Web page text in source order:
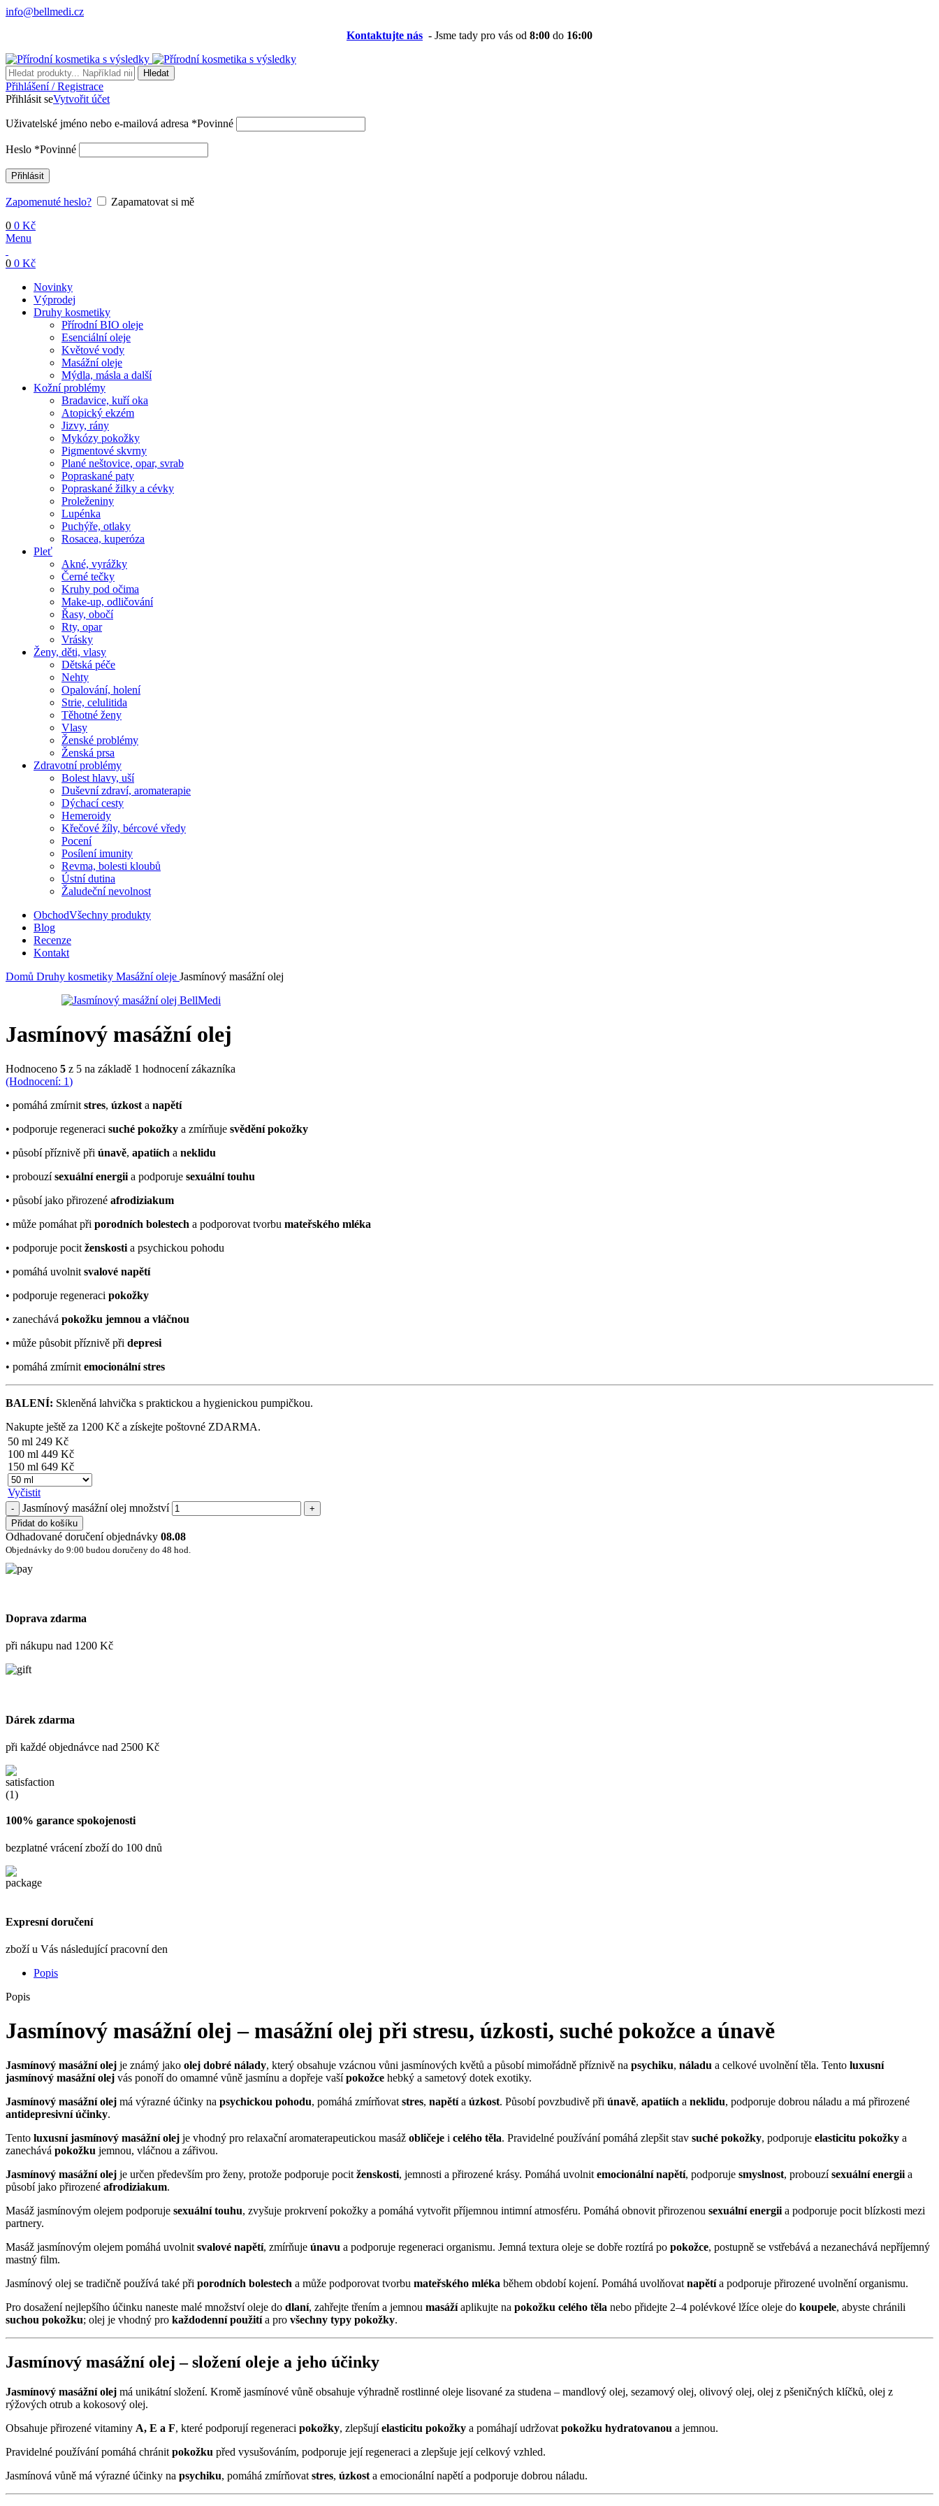
info@bellmedi.cz
Kontaktujte nás - Jsme tady pro vás od 8:00 do 16:00
Hledat
Přihlášení / Registrace
Přihlásit seVytvořit účet
Uživatelské jméno nebo e-mailová adresa *Povinné
Heslo *Povinné
Přihlásit
Zapomenuté heslo?
Zapamatovat si mě
0 0 Kč
Menu
0 0 Kč
Novinky
Výprodej
Druhy kosmetiky
Přírodní BIO oleje
Esenciální oleje
Květové vody
Masážní oleje
Mýdla, másla a další
Kožní problémy
Bradavice, kuří oka
Atopický ekzém
Jizvy, rány
Mykózy pokožky
Pigmentové skvrny
Plané neštovice, opar, svrab
Popraskané paty
Popraskané žilky a cévky
Proleženiny
Lupénka
Puchýře, otlaky
Rosacea, kuperóza
Pleť
Akné, vyrážky
Černé tečky
Kruhy pod očima
Make-up, odličování
Řasy, obočí
Rty, opar
Vrásky
Ženy, děti, vlasy
Dětská péče
Nehty
Opalování, holení
Strie, celulitida
Těhotné ženy
Vlasy
Ženské problémy
Ženská prsa
Zdravotní problémy
Bolest hlavy, uší
Duševní zdraví, aromaterapie
Dýchací cesty
Hemeroidy
Křečové žíly, bércové vředy
Pocení
Posílení imunity
Revma, bolesti kloubů
Ústní dutina
Žaludeční nevolnost
ObchodVšechny produkty
Blog
Recenze
Kontakt
Domů Druhy kosmetiky Masážní oleje Jasmínový masážní olej
Jasmínový masážní olej
Hodnoceno 5 z 5 na základě 1 hodnocení zákazníka
(Hodnocení: 1)
• pomáhá zmírnit stres, úzkost a napětí
• podporuje regeneraci suché pokožky a zmírňuje svědění pokožky
• působí příznivě při únavě, apatiích a neklidu
• probouzísexuální energii a podporuje sexuální touhu
• působí jako přirozené afrodiziakum
• může pomáhat při porodních bolestech a podporovat tvorbu mateřského mléka
• podporuje pocit ženskosti a psychickou pohodu
• pomáhá uvolnit svalové napětí
• podporuje regeneraci pokožky
• zanechává pokožku jemnou a vláčnou
• může působit příznivě při depresi
• pomáhá zmírnit emocionální stres
BALENÍ: Skleněná lahvička s praktickou a hygienickou pumpičkou.
Nakupte ještě za 1200 Kč a získejte poštovné ZDARMA.
50 ml 249 Kč
100 ml 449 Kč
150 ml 649 Kč
Vyčistit
Jasmínový masážní olej množství
Přidat do košíku
Odhadované doručení objednávky 08.08
Objednávky do 9:00 budou doručeny do 48 hod.
Doprava zdarma
při nákupu nad 1200 Kč
Dárek zdarma
při každé objednávce nad 2500 Kč
100% garance spokojenosti
bezplatné vrácení zboží do 100 dnů
Expresní doručení
zboží u Vás následující pracovní den
Popis
Popis
Jasmínový masážní olej – masážní olej při stresu, úzkosti, suché pokožce a únavě
Jasmínový masážní olej je známý jako olej dobré nálady, který obsahuje vzácnou vůni jasmínových květů a působí mimořádně příznivě na psychiku, náladu a celkové uvolnění těla. Tento luxusní
jasmínový masážní olej vás ponoří do omamné vůně jasmínu a dopřeje vašípokožce hebký a sametový dotek exotiky.
Jasmínový masážní olej má výrazné účinky na psychickou pohodu, pomáhá zmírňovat stres, napětía úzkost. Působí povzbudivě při únavě, apatiích a neklidu, podporuje dobrou náladu a má přirozené
antidepresivní účinky.
Tento luxusní jasmínový masážní olej je vhodný pro relaxační aromaterapeutickou masáž obličeje i celého těla. Pravidelné používání pomáhá zlepšit stav suché pokožky, podporuje elasticitu pokožky a
zanechává pokožku jemnou, vláčnou a zářivou.
Jasmínový masážní olej je určen především pro ženy, protože podporuje pocit ženskosti, jemnosti a přirozené krásy. Pomáhá uvolnit emocionální napětí, podporuje smyslnost, probouzísexuální energii a
působí jako přirozené afrodiziakum.
Masáž jasmínovým olejem podporuje sexuální touhu, zvyšuje prokrvení pokožky a pomáhá vytvořit příjemnou intimní atmosféru. Pomáhá obnovit přirozenou sexuální energii a podporuje pocit blízkosti mezi
partnery.
Masáž jasmínovým olejem pomáhá uvolnit svalové napětí, zmírňuje únavu a podporuje regeneraci organismu. Jemná textura oleje se dobře roztírá po pokožce, postupně se vstřebává a nezanechává nepříjemný
mastný film.
Jasmínový olej se tradičně používá také při porodních bolestech a může podporovat tvorbu mateřského mléka během období kojení. Pomáhá uvolňovat napětía podporuje přirozené uvolnění organismu.
Pro dosažení nejlepšího účinku naneste malé množství oleje do dlaní, zahřejte třením a jemnou masážíaplikujte na pokožku celého těla nebo přidejte 2–4 polévkové lžíce oleje do koupele, abyste chránili
suchou pokožku; olej je vhodný pro každodenní použitía pro všechny typy pokožky.
Jasmínový masážní olej – složení oleje a jeho účinky
Jasmínový masážní olej má unikátní složení. Kromě jasmínové vůně obsahuje výhradně rostlinné oleje lisované za studena – mandlový olej, sezamový olej, olivový olej, olej z pšeničných klíčků, olej z
rýžových otrub a kokosový olej.
Obsahuje přirozené vitaminy A, E a F, které podporují regeneraci pokožky, zlepšujíelasticitu pokožky a pomáhají udržovat pokožku hydratovanou a jemnou.
Pravidelné používání pomáhá chránit pokožku před vysušováním, podporuje její regeneraci a zlepšuje její celkový vzhled.
Jasmínová vůně má výrazné účinky na psychiku, pomáhá zmírňovat stres, úzkost a emocionální napětí a podporuje dobrou náladu.